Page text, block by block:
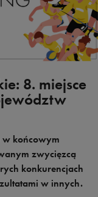
8. miejsce
w końcowym
zwycięzcą
konkurencjach
w innych.